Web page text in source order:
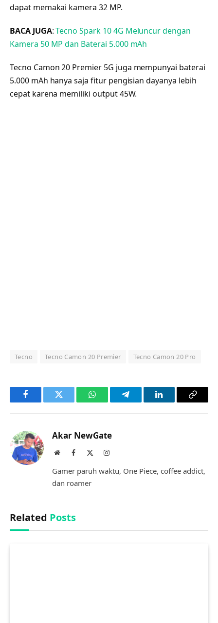
dapat memakai kamera 32 MP.
BACA JUGA:Tecno Spark 10 4G Meluncur dengan
Kamera 50 MP dan Baterai 5.000 mAh
Tecno Camon 20 Premier 5G juga mempunyai baterai
5.000 mAh hanya saja fitur pengisian dayanya lebih
cepat karena memiliki output 45W.
Tecno Tecno Camon 20 Premier Tecno Camon 20 Pro
FacebookTwitter WhatsAppTelegramLinkedInCopy
Akar NewGate
WebsiteFacebook Instagram
Gamer paruh waktu, One Piece, coffee addict,
dan roamer
Related Posts